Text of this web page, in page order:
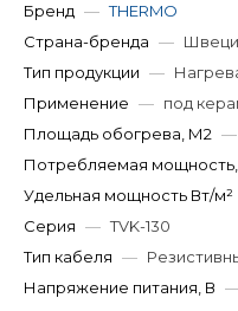
Бренд — THERMO
Страна-бренда —
Тип продукции —
Применение — под
Площадь обогрева, М2 —
Потребляемая
Удельная мощность Вт/м²
Серия — TVK-130
Тип кабеля —
Напряжение питания, В